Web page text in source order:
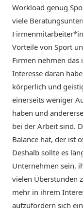
Workload genug
viele
Vorteile von Sport
Firmen nehmen das
Interesse daran
körperlich und
einerseits weniger
haben und
bei der Arbeit sind.
Balance hat, der ist
Deshalb sollte es
Unternehmen sein,
vielen Überstunden
mehr in ihrem
aufzufordern sich